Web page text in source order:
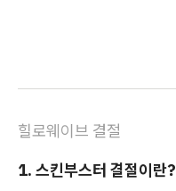
힐로웨이브 결절
1. 스킨부스터 결절이란?